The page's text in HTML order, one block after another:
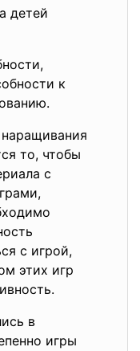
детей
к
то, чтобы
с
с игрой,
этих игр
в
игры